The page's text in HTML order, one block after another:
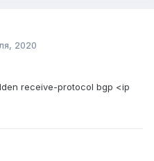
2020
receive-protocol bgp <ip